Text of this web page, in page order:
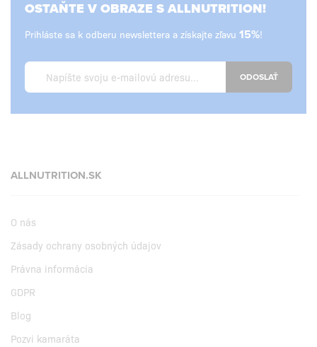
OSTAŇTE V OBRAZE S ALLNUTRITION!
Prihláste sa k odberu newslettera a získajte zľavu 15%!
ODOSLAŤ
ALLNUTRITION.SK
O nás
Zásady ochrany osobných údajov
Právna informácia
GDPR
Blog
Pozvi kamaráta